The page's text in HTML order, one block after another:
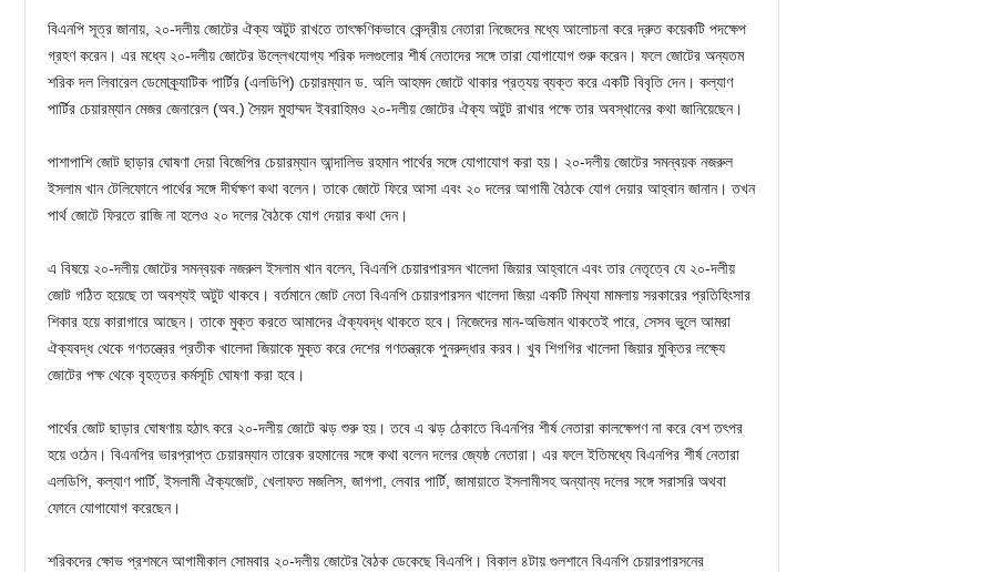
বিএনপি সূত্র জানায়, ২০-দলীয় জোটের ঐক্য অটুট রাখতে তাৎক্ষণিকভাবে কেন্দ্রীয় নেতারা নিজেদের মধ্যে আলোচনা করে দ্রুত কয়েকটি পদক্ষেপ
গ্রহণ করেন। এর মধ্যে ২০-দলীয় জোটের উল্লেখযোগ্য শরিক দলগুলোর শীর্ষ নেতাদের সঙ্গে তারা যোগাযোগ শুরু করেন। ফলে জোটের অন্যতম
শরিক দল লিবারেল ডেমোক্র্যাটিক পার্টির (এলডিপি) চেয়ারম্যান ড. অলি আহমদ জোটে থাকার প্রত্যয় ব্যক্ত করে একটি বিবৃতি দেন। কল্যাণ
পার্টির চেয়ারম্যান মেজর জেনারেল (অব.) সৈয়দ মুহাম্মদ ইবরাহিমও ২০-দলীয় জোটের ঐক্য অটুট রাখার পক্ষে তার অবস্থানের কথা জানিয়েছেন।
পাশাপাশি জোট ছাড়ার ঘোষণা দেয়া বিজেপির চেয়ারম্যান আন্দালিভ রহমান পার্থের সঙ্গে যোগাযোগ করা হয়। ২০-দলীয় জোটের সমন্বয়ক নজরুল
ইসলাম খান টেলিফোনে পার্থের সঙ্গে দীর্ঘক্ষণ কথা বলেন। তাকে জোটে ফিরে আসা এবং ২০ দলের আগামী বৈঠকে যোগ দেয়ার আহ্বান জানান। তখন
পার্থ জোটে ফিরতে রাজি না হলেও ২০ দলের বৈঠকে যোগ দেয়ার কথা দেন।
এ বিষয়ে ২০-দলীয় জোটের সমন্বয়ক নজরুল ইসলাম খান বলেন, বিএনপি চেয়ারপারসন খালেদা জিয়ার আহ্বানে এবং তার নেতৃত্বে যে ২০-দলীয়
জোট গঠিত হয়েছে তা অবশ্যই অটুট থাকবে। বর্তমানে জোট নেতা বিএনপি চেয়ারপারসন খালেদা জিয়া একটি মিথ্যা মামলায় সরকারের প্রতিহিংসার
শিকার হয়ে কারাগারে আছেন। তাকে মুক্ত করতে আমাদের ঐক্যবদ্ধ থাকতে হবে। নিজেদের মান-অভিমান থাকতেই পারে, সেসব ভুলে আমরা
ঐক্যবদ্ধ থেকে গণতন্ত্রের প্রতীক খালেদা জিয়াকে মুক্ত করে দেশের গণতন্ত্রকে পুনরুদ্ধার করব। খুব শিগগির খালেদা জিয়ার মুক্তির লক্ষ্যে
জোটের পক্ষ থেকে বৃহত্তর কর্মসূচি ঘোষণা করা হবে।
পার্থের জোট ছাড়ার ঘোষণায় হঠাৎ করে ২০-দলীয় জোটে ঝড় শুরু হয়। তবে এ ঝড় ঠেকাতে বিএনপির শীর্ষ নেতারা কালক্ষেপণ না করে বেশ তৎপর
হয়ে ওঠেন। বিএনপির ভারপ্রাপ্ত চেয়ারম্যান তারেক রহমানের সঙ্গে কথা বলেন দলের জ্যেষ্ঠ নেতারা। এর ফলে ইতিমধ্যে বিএনপির শীর্ষ নেতারা
এলডিপি, কল্যাণ পার্টি, ইসলামী ঐক্যজোট, খেলাফত মজলিস, জাগপা, লেবার পার্টি, জামায়াতে ইসলামীসহ অন্যান্য দলের সঙ্গে সরাসরি অথবা
ফোনে যোগাযোগ করেছেন।
শরিকদের ক্ষোভ প্রশমনে আগামীকাল সোমবার ২০-দলীয় জোটের বৈঠক ডেকেছে বিএনপি। বিকাল ৪টায় গুলশানে বিএনপি চেয়ারপারসনের